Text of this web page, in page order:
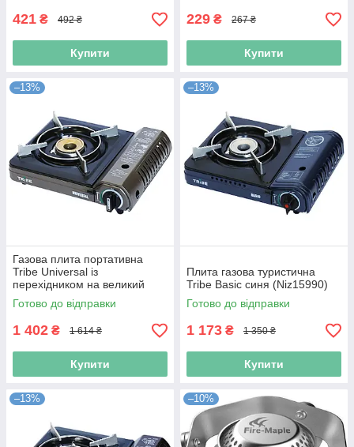
421 ₴ 492 ₴
Купити
229 ₴ 267 ₴
Купити
–13%
Газова плита портативна
Tribe Universal із
перехідником на великий
балон сіра (Niz15991)
Готово до відправки
1 402 ₴ 1 614 ₴
Купити
–13%
Плита газова туристична
Tribe Basic синя (Niz15990)
Готово до відправки
1 173 ₴ 1 350 ₴
Купити
–13% –10%